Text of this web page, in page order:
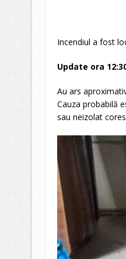
Incendiul a fost
Update ora
Au ars
Cauza probabilă
sau neizolat